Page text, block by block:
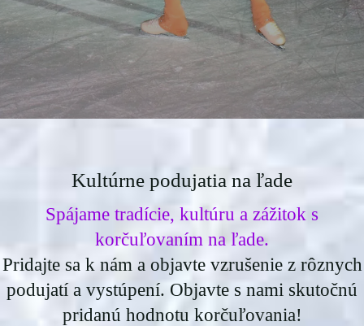
Kultúrne podujatia na ľade
Spájame tradície, kultúru a zážitok s
korčuľovaním na ľade.
Pridajte sa k nám a objavte vzrušenie z rôznych
podujatí a vystúpení. Objavte s nami skutočnú
pridanú hodnotu korčuľovania!